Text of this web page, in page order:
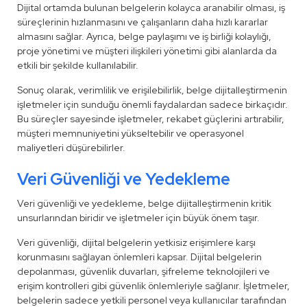
Dijital ortamda bulunan belgelerin kolayca aranabilir olması, iş
süreçlerinin hızlanmasını ve çalışanların daha hızlı kararlar
almasını sağlar. Ayrıca, belge paylaşımı ve iş birliği kolaylığı,
proje yönetimi ve müşteri ilişkileri yönetimi gibi alanlarda da
etkili bir şekilde kullanılabilir.
Sonuç olarak, verimlilik ve erişilebilirlik, belge dijitalleştirmenin
işletmeler için sunduğu önemli faydalardan sadece birkaçıdır.
Bu süreçler sayesinde işletmeler, rekabet güçlerini artırabilir,
müşteri memnuniyetini yükseltebilir ve operasyonel
maliyetleri düşürebilirler.
Veri Güvenliği ve Yedekleme
Veri güvenliği ve yedekleme, belge dijitalleştirmenin kritik
unsurlarından biridir ve işletmeler için büyük önem taşır.
Veri güvenliği, dijital belgelerin yetkisiz erişimlere karşı
korunmasını sağlayan önlemleri kapsar. Dijital belgelerin
depolanması, güvenlik duvarları, şifreleme teknolojileri ve
erişim kontrolleri gibi güvenlik önlemleriyle sağlanır. İşletmeler,
belgelerin sadece yetkili personel veya kullanıcılar tarafından